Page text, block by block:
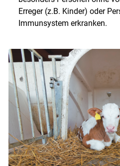
Erreger (z.B. Kinder) oder
Immunsystem erkranken.